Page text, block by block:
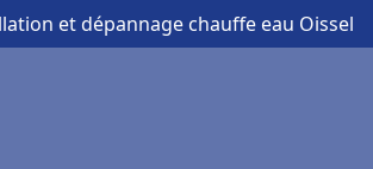
et dépannage chauffe eau Oissel